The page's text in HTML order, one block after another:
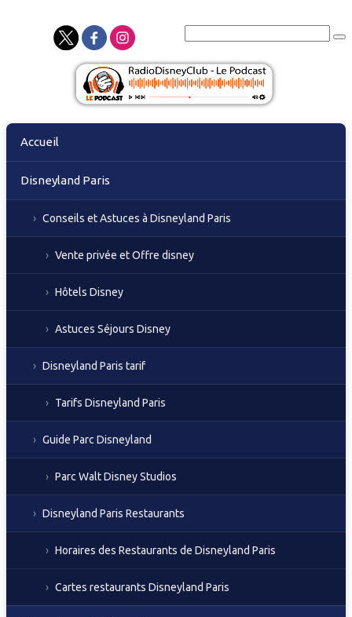
Skip
Accueil
Disneyland Paris
Conseils et Astuces à Disneyland Paris
Vente privée et Offre disney
Hôtels Disney
Astuces Séjours Disney
Disneyland Paris tarif
Tarifs Disneyland Paris
Guide Parc Disneyland
Parc Walt Disney Studios
Disneyland Paris Restaurants
Horaires des Restaurants de Disneyland Paris
Cartes restaurants Disneyland Paris